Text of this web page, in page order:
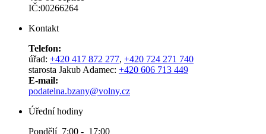
IČ:00266264
Kontakt
Telefon:
úřad: +420 417 872 277, +420 724 271 740
starosta Jakub Adamec: +420 606 713 449
E-mail:
podatelna.bzany@volny.cz
Úřední hodiny
Pondělí 7:00 - 17:00